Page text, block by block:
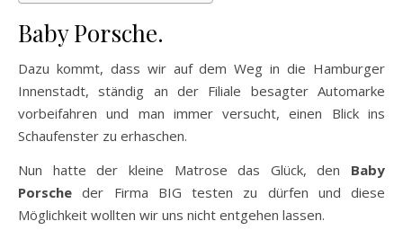
Baby Porsche.
Dazu kommt, dass wir auf dem Weg in die Hamburger
Innenstadt, ständig an der Filiale besagter Automarke
vorbeifahren und man immer versucht, einen Blick ins
Schaufenster zu erhaschen.
Nun hatte der kleine Matrose das Glück, den Baby
Porscheder Firma BIG testen zu dürfen und diese
Möglichkeit wollten wir uns nicht entgehen lassen.